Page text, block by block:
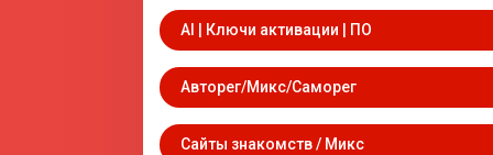
AI | Ключи активации | ПО
Авторег/Микс/Саморег
Сайты знакомств / Микс